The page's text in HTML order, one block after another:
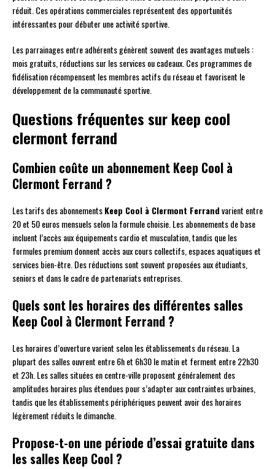
réduit. Ces opérations commerciales représentent des opportunités
intéressantes pour débuter une activité sportive.
Les parrainages entre adhérents génèrent souvent des avantages mutuels :
mois gratuits, réductions sur les services ou cadeaux. Ces programmes de
fidélisation récompensent les membres actifs du réseau et favorisent le
développement de la communauté sportive.
Questions fréquentes sur keep cool
clermont ferrand
Combien coûte un abonnement Keep Cool à
Clermont Ferrand ?
Les tarifs des abonnementsKeep Cool à Clermont Ferrandvarient entre
20 et 50 euros mensuels selon la formule choisie. Les abonnements de base
incluent l’accès aux équipements cardio et musculation, tandis que les
formules premium donnent accès aux cours collectifs, espaces aquatiques et
services bien-être. Des réductions sont souvent proposées aux étudiants,
seniors et dans le cadre de partenariats entreprises.
Quels sont les horaires des différentes salles
Keep Cool à Clermont Ferrand ?
Les horaires d’ouverture varient selon les établissements du réseau. La
plupart des salles ouvrent entre 6h et 6h30 le matin et ferment entre 22h30
et 23h. Les salles situées en centre-ville proposent généralement des
amplitudes horaires plus étendues pour s’adapter aux contraintes urbaines,
tandis que les établissements périphériques peuvent avoir des horaires
légèrement réduits le dimanche.
Propose-t-on une période d’essai gratuite dans
les salles Keep Cool ?